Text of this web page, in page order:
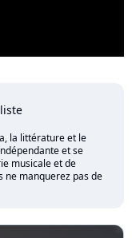
la littérature et le
et se
musicale et de
ne manquerez pas de